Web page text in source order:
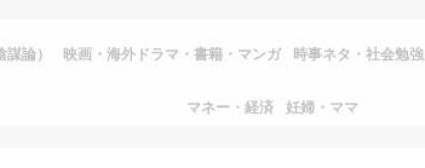
論） 映画・海外ドラマ・書籍・マンガ 時事ネタ・社会勉強
マネー・経済 妊婦・ママ